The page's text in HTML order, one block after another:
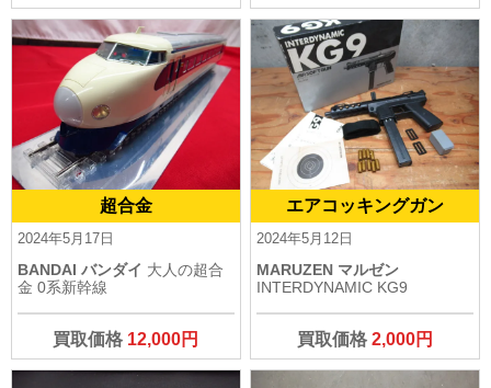
超合金
2024年5月17日
BANDAI バンダイ 大人の超合
金 0系新幹線
買取価格 12,000円
エアコッキングガン
2024年5月12日
MARUZEN マルゼン
INTERDYNAMIC KG9
買取価格2,000円